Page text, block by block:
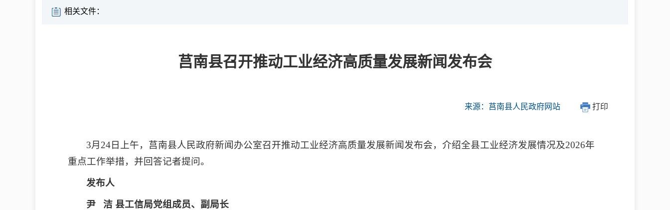
经济发展 图说莒南 政府开放日 网上调查
相关文件：
莒南县召开推动工业经济高质量发展新闻发布会
来源：莒南县人民政府网站 打印
3月24日上午，莒南县人民政府新闻办公室召开推动工业经济高质量发展新闻发布会，介绍全县工业经济发展情况及2026年
重点工作举措，并回答记者提问。
发布人
尹 洁 县工信局党组成员、副局长